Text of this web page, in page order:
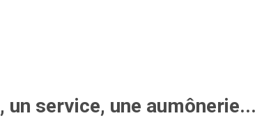
, un service, une aumônerie...